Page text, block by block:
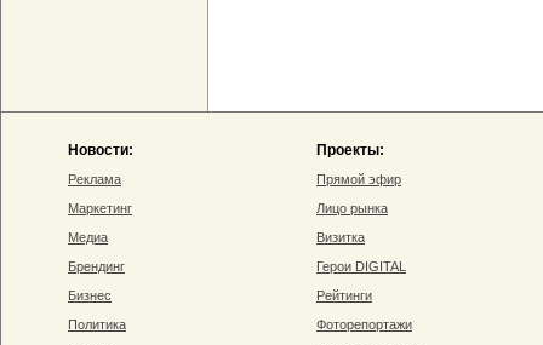
Новости:
Реклама
Маркетинг
Медиа
Брендинг
Бизнес
Политика
Проекты:
Прямой эфир
Лицо рынка
Визитка
Герои DIGITAL
Рейтинги
Фоторепортажи